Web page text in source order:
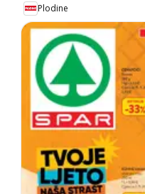
Plodine